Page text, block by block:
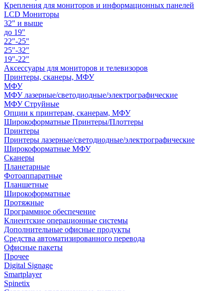
Крепления для мониторов и информационных панелей
LCD Мониторы
32" и выше
до 19"
22"-25"
25"-32"
19"-22"
Аксессуары для мониторов и телевизоров
Принтеры, сканеры, МФУ
МФУ
МФУ лазерные/светодиодные/электрографические
МФУ Струйные
Опции к принтерам, сканерам, МФУ
Широкоформатные Принтеры/Плоттеры
Принтеры
Принтеры лазерные/светодиодные/электрографические
Широкоформатные МФУ
Сканеры
Планетарные
Фотоаппаратные
Планшетные
Широкоформатные
Протяжные
Программное обеспечение
Клиентские операционные системы
Дополнительные офисные продукты
Средства автоматизированного перевода
Офисные пакеты
Прочее
Digital Signage
Smartplayer
Spinetix